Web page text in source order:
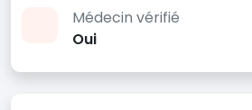
Médecin vérifié
Oui